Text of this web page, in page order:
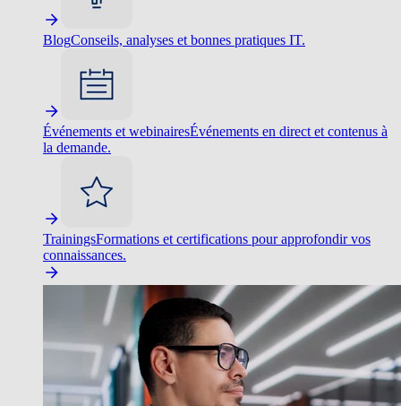
BlogConseils, analyses et bonnes pratiques IT.
Événements et webinairesÉvénements en direct et contenus à
la demande.
TrainingsFormations et certifications pour approfondir vos
connaissances.